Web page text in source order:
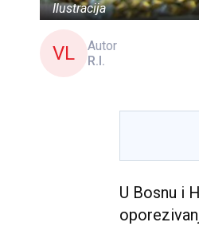
Ilustracija
VL
Autor
R.I.
U Bosnu i